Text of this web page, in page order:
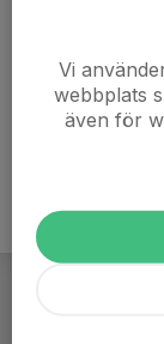
Tryck på
Vi
webbplats
även för